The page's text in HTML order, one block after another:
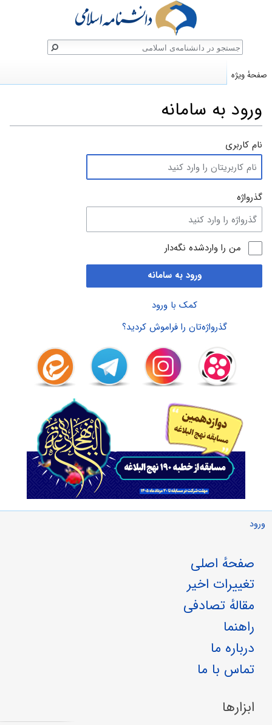
ورود به سامانه
پرش
ناوبری
پرش
جستجو
نام کاربری
گذرواژه
من را واردشده نگه‌دار
ورود به سامانه
کمک با ورود
گذرواژه‌تان را فراموش کردید؟
ورود
صفحهٔ ویژه
جستجو
صفحهٔ اصلی
تغییرات اخیر
مقالهٔ تصادفی
راهنما
درباره ما
تماس با ما
ابزارها